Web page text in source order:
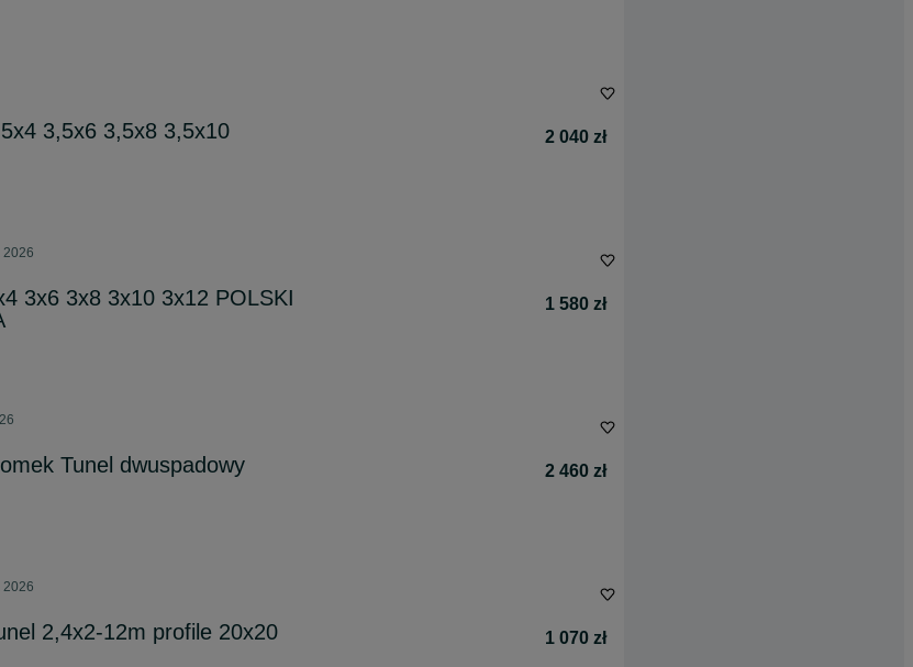
3,5x6 3,5x8 3,5x10
2 040 zł
2026
3x6 3x8 3x10 3x12 POLSKI
1 580 zł
Tunel dwuspadowy
2 460 zł
2026
2,4x2-12m profile 20x20
1 070 zł